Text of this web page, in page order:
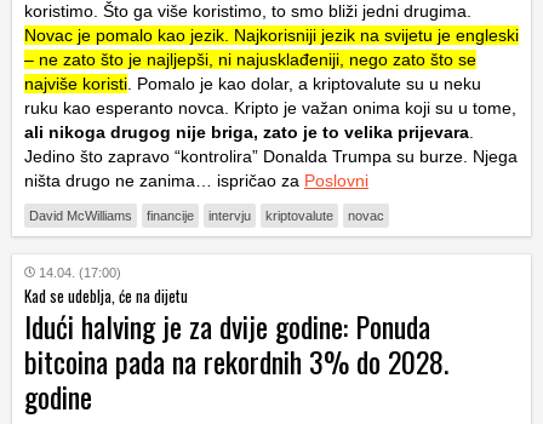
koristimo. Što ga više koristimo, to smo bliži jedni drugima.
Novac je pomalo kao jezik. Najkorisniji jezik na svijetu je engleski
– ne zato što je najljepši, ni najusklađeniji, nego zato što se
najviše koristi . Pomalo je kao dolar, a kriptovalute su u neku
ruku kao esperanto novca. Kripto je važan onima koji su u tome,
ali nikoga drugog nije briga, zato je to velika prijevara
Jedino što zapravo “kontrolira” Donalda Trumpa su burze. Njega
ništa drugo ne zanima… ispričao za Poslovni
David McWilliams financije intervju kriptovalute novac
14.04. (17:00)
Kad se udeblja, će na dijetu
Idući halving je za dvije godine: Ponuda
bitcoina pada na rekordnih 3% do 2028.
godine